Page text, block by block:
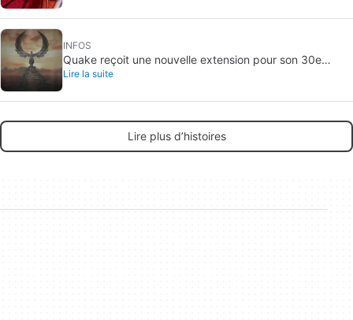
INFOS
Quake reçoit une nouvelle extension pour son 30e
anniversaire
Lire la suite
Lire plus d’histoires